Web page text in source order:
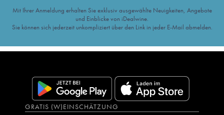
Mit Ihrer Anmeldung erhalten Sie exklusiv ausgewählte Neuigkeiten, Angebote
und Einblicke von iDealwine.
Sie können sich jederzeit unkompliziert über den Link in jeder E-Mail abmelden.
GRATIS (W)EINSCHÄTZUNG